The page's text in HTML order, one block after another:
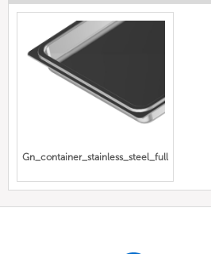
Gn_container_stainless_steel_full